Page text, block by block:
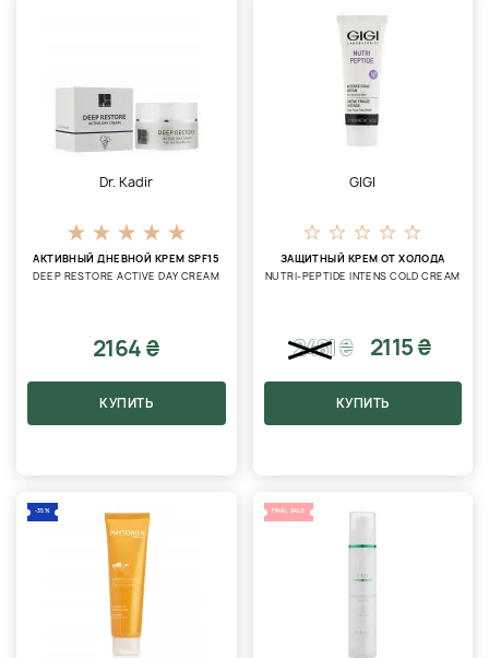
Dr. Kadir
АКТИВНЫЙ ДНЕВНОЙ КРЕМ SPF15
DEEP RESTORE ACTIVE DAY CREAM
2164 ₴
КУПИТЬ
GIGI
ЗАЩИТНЫЙ КРЕМ ОТ ХОЛОДА
NUTRI-PEPTIDE INTENS COLD CREAM
2481₴ 2115 ₴
КУПИТЬ
-35% FINAL SALE